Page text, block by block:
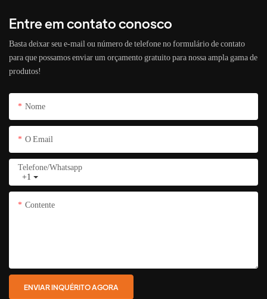
Entre em contato conosco
Basta deixar seu e-mail ou número de telefone no formulário de contato
para que possamos enviar um orçamento gratuito para nossa ampla gama de
produtos!
Nome
O Email
+1
Telefone/whatsapp
Contente
ENVIAR INQUÉRITO AGORA